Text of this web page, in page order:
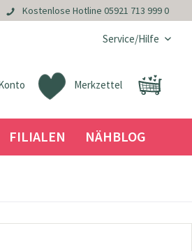
Kostenlose Hotline 05921 713 999 0
Service/Hilfe
Merkzettel
FILIALEN NÄHBLOG